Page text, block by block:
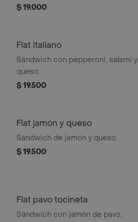
$ 19.000
Flat italiano
Sándwich con pepperoni, salami y
queso.
$ 19.500
Flat jamón y queso
Sándwich de jamón y queso.
$ 19.500
Flat pavo tocineta
Sándwich con jamón de pavo,